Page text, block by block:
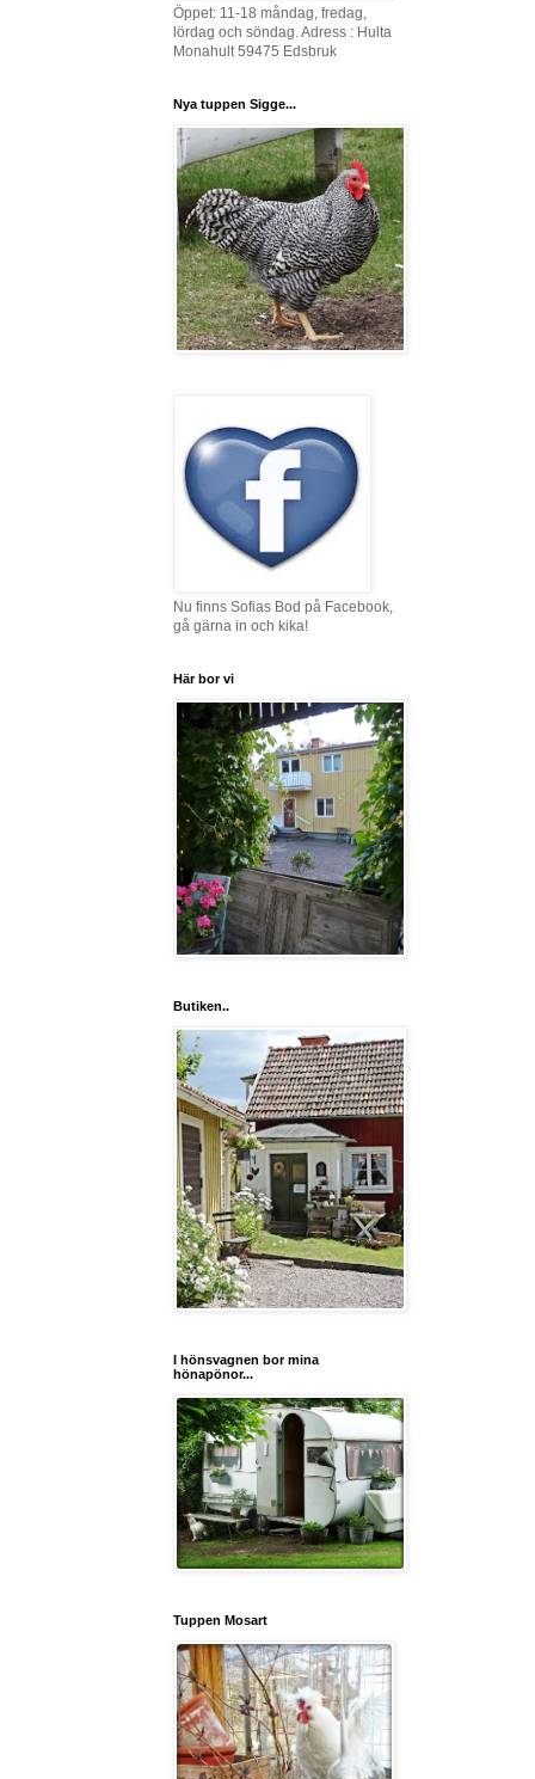
Öppet: 11-18 måndag, fredag,
lördag och söndag. Adress : Hulta
Monahult 59475 Edsbruk
Nya tuppen Sigge...
Nu finns Sofias Bod på Facebook,
gå gärna in och kika!
Här bor vi
Butiken..
I hönsvagnen bor mina
hönapönor...
Tuppen Mosart